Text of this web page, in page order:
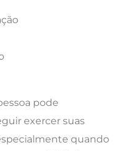
pode
exercer suas
quando